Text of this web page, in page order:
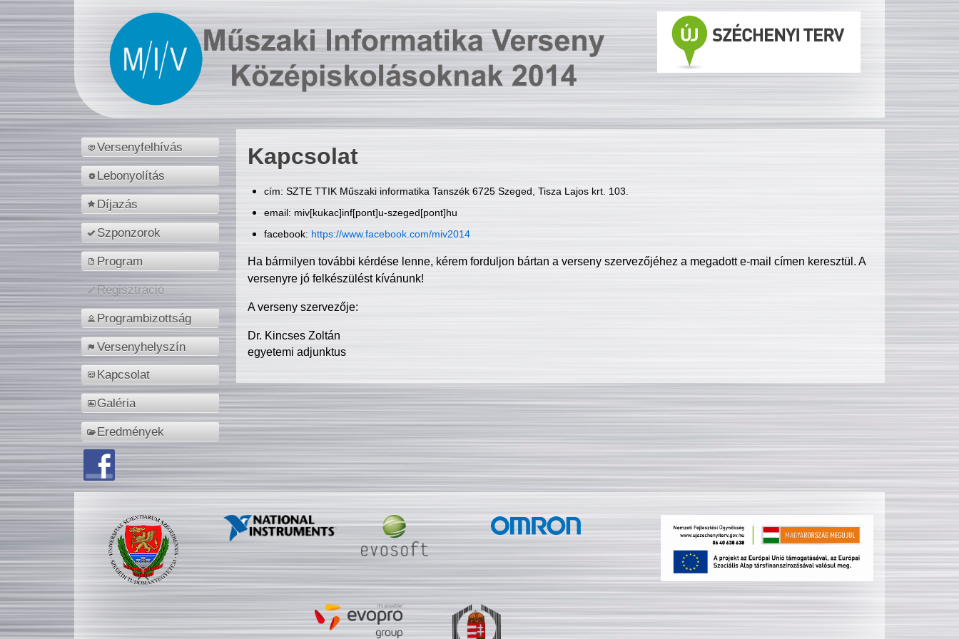
Versenyfelhívás
Lebonyolítás
Díjazás
Szponzorok
Program
Regisztráció
Programbizottság
Versenyhelyszín
Kapcsolat
Galéria
Eredmények
Kapcsolat
cím: SZTE TTIK Műszaki informatika Tanszék 6725 Szeged, Tisza Lajos krt. 103.
email: miv[kukac]inf[pont]u-szeged[pont]hu
facebook: https://www.facebook.com/miv2014
Ha bármilyen további kérdése lenne, kérem forduljon bártan a verseny szervezőjéhez a megadott e-mail címen keresztül. A
versenyre jó felkészülést kívánunk!
A verseny szervezője:
Dr. Kincses Zoltán
egyetemi adjunktus